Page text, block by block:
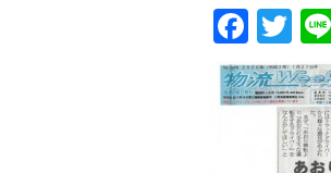
F
a
c
T
w
itt
er